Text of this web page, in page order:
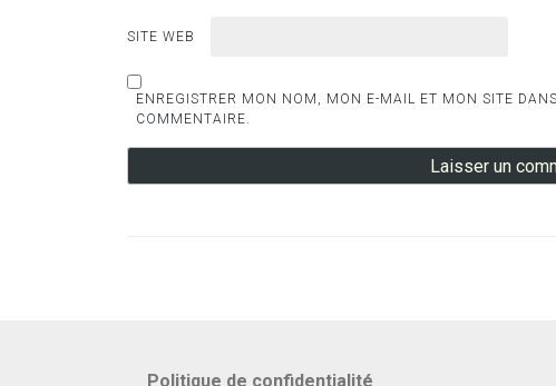
SITE WEB
ENREGISTRER MON NOM, MON E-MAIL ET MON SITE
COMMENTAIRE.
Politique de confidentialité